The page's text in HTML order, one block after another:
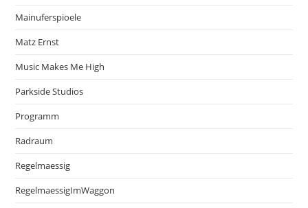
Mainuferspioele
Matz Ernst
Music Makes Me High
Parkside Studios
Programm
Radraum
Regelmaessig
RegelmaessigImWaggon